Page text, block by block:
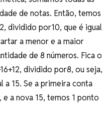
de notas. Então, temos
dividido por10, que é igual
a menor e a maior
de 8 números. Fica o
dividido por8, ou seja,
a 15. Se a primeira conta
a nova 15, temos 1 ponto